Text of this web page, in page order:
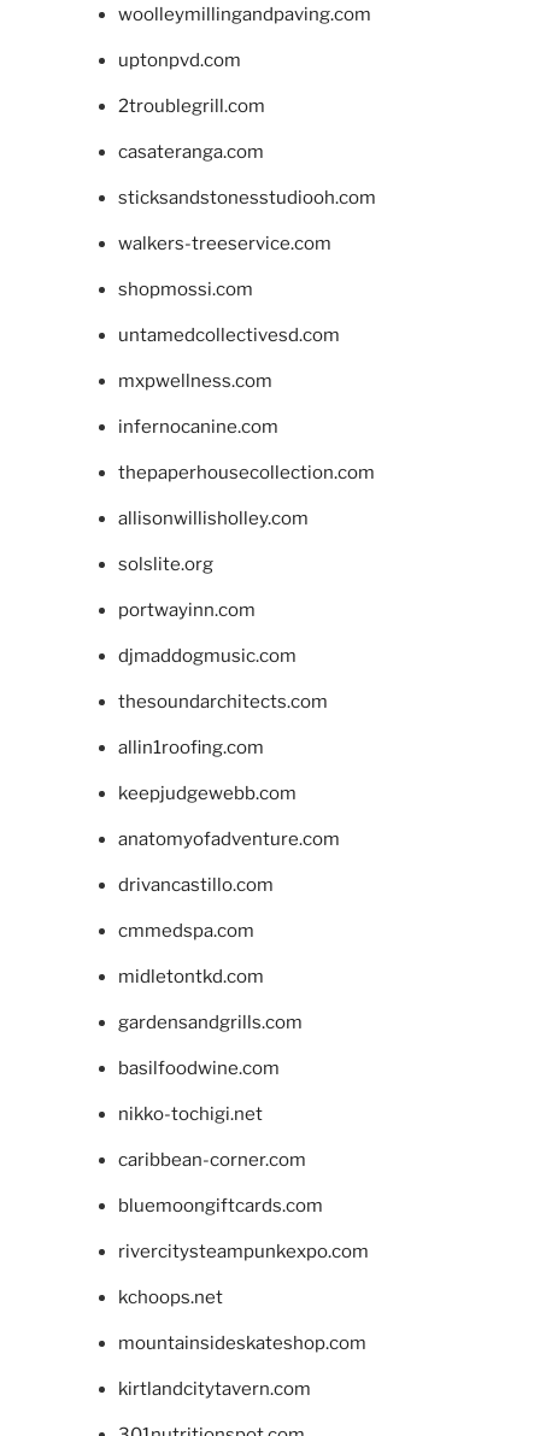
woolleymillingandpaving.com
uptonpvd.com
2troublegrill.com
casateranga.com
sticksandstonesstudiooh.com
walkers-treeservice.com
shopmossi.com
untamedcollectivesd.com
mxpwellness.com
infernocanine.com
thepaperhousecollection.com
allisonwillisholley.com
solslite.org
portwayinn.com
djmaddogmusic.com
thesoundarchitects.com
allin1roofing.com
keepjudgewebb.com
anatomyofadventure.com
drivancastillo.com
cmmedspa.com
midletontkd.com
gardensandgrills.com
basilfoodwine.com
nikko-tochigi.net
caribbean-corner.com
bluemoongiftcards.com
rivercitysteampunkexpo.com
kchoops.net
mountainsideskateshop.com
kirtlandcitytavern.com